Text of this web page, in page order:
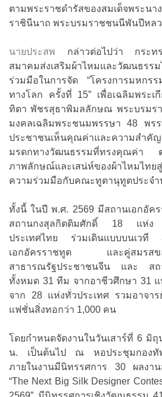
ตามพระราชดำรัสของสมเด็จพระ
ราชินีนาถ พระบรมราชชนนีพันปีหลว
นายประสพ กล่าวต่อไปว่า กระท
สมาคมส่งเสริมผ้าไหมและวัฒนธรร
ร่วมมือในการจัด “โครงการมหกร
ทางโลก ครั้งที่ 15” เพื่อเฉลิมพระเกี
ทิดา พัชรสุธาพิมลลักษณ พระบรมร
มงคลเฉลิมพระชนมพรรษา 48 พร
ประชาชนเห็นคุณค่าและความสำคัญ
มรดกทางวัฒนธรรมที่ทรงคุณค่า ต
ภาพลักษณ์และเสน่ห์ของผ้าไหมไท
ความร่วมมือกับคณะทูตานุทูตประจำ
ทั้งนี้ ในปี พ.ศ. 2569 มีสถานเอกอัค
สถานกงสุลกิตติมศักดิ์ 18 แห่ง
ประเทศไทย ร่วมเดินแบบบนเว
เอกอัครราชทูต และคู่สมรสขอ
สาธารณรัฐประชาชนจีน และ สถา
ทั้งหมด 31 ทีม จากอาชีวศึกษา 31
จาก 28 แห่งทั่วประเทศ รวมอาจา
แฟชั่นสิ่งทอกว่า 1,000 คน
โดยกำหนดจัดงานในวันเสาร์ที่ 6 มิถุ
น. เป็นต้นไป ณ หอประชุมกองทัพ
ภายในงานมีนิทรรศการ 30 ผลงาน
“The Next Big Silk Designer